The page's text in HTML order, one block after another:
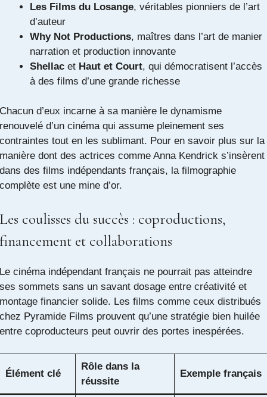
Les Films du Losange, véritables pionniers de l’art
d’auteur
Why Not Productions, maîtres dans l’art de manier
narration et production innovante
Shellac et Haut et Court, qui démocratisent l’accès
à des films d’une grande richesse
Chacun d’eux incarne à sa manière le dynamisme
renouvelé d’un cinéma qui assume pleinement ses
contraintes tout en les sublimant. Pour en savoir plus sur la
manière dont des actrices comme Anna Kendrick s’insèrent
dans des films indépendants français, la filmographie
complète est une mine d’or.
Les coulisses du succès : coproductions,
financement et collaborations
Le cinéma indépendant français ne pourrait pas atteindre
ses sommets sans un savant dosage entre créativité et
montage financier solide. Les films comme ceux distribués
chez Pyramide Films prouvent qu’une stratégie bien huilée
entre coproducteurs peut ouvrir des portes inespérées.
Élément clé
Rôle dans la
réussite
Exemple français